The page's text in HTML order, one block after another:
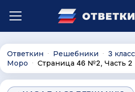
Ответкин ∙ Решебники ∙ 3 класс
Моро ∙ Страница 46 №2, Часть 2